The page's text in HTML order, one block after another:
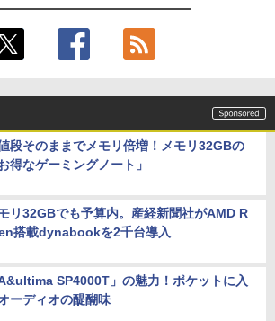
段そのままでメモリ倍増！メモリ32GBの
お得なゲーミングノート」
リ32GBでも予算内。産経新聞社がAMD R
搭載dynabookを2千台導入
A&ultima SP4000T」の魅力！ポケットに入
ーディオの醍醐味